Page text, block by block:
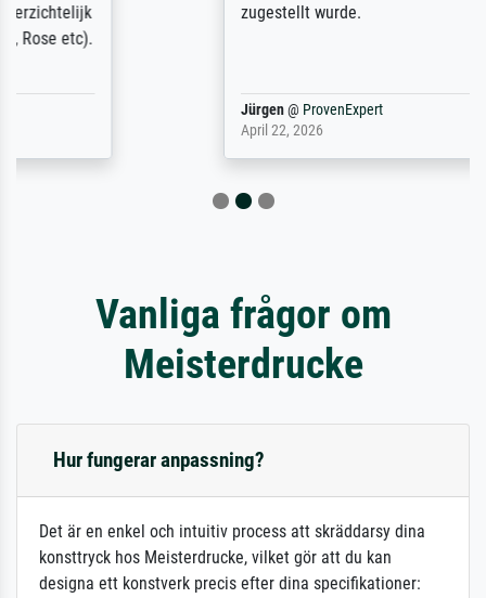
zugestellt wurde.
Vanliga frågor om
Meisterdrucke
Hur fungerar anpassning?
Det är en enkel och intuitiv process att skräddarsy dina
konsttryck hos Meisterdrucke, vilket gör att du kan
designa ett konstverk precis efter dina specifikationer: